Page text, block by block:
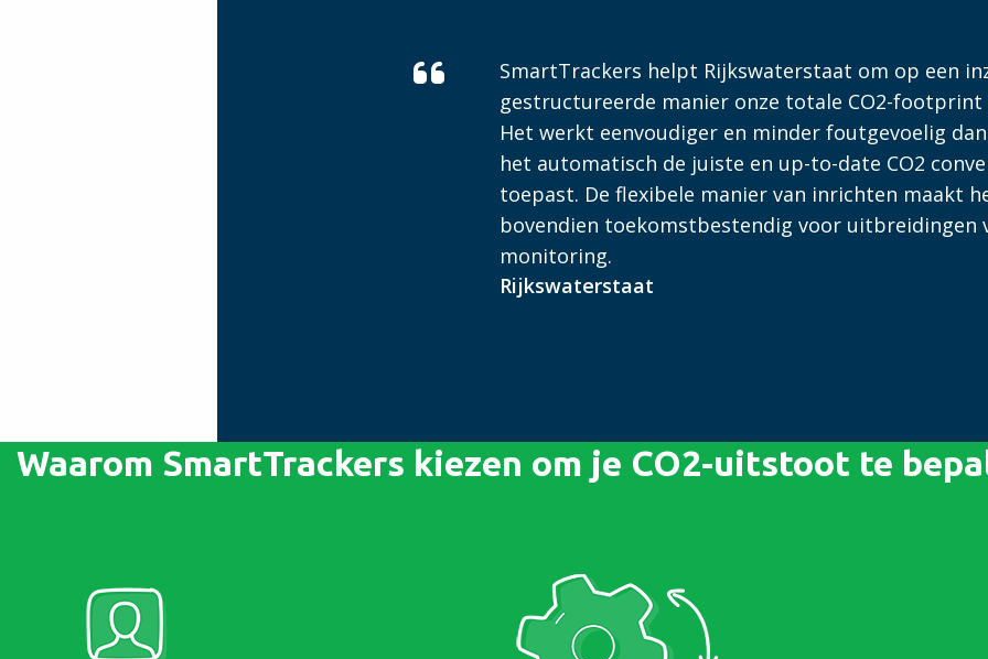
SmartTrackers helpt Rijkswaterstaat om op een
gestructureerde manier onze totale CO2-footprint
Het werkt eenvoudiger en minder foutgevoelig
het automatisch de juiste en up-to-date CO2
toepast. De flexibele manier van inrichten maakt
bovendien toekomstbestendig voor uitbreidingen
monitoring.
Rijkswaterstaat
Waarom SmartTrackers kiezen om je CO2-uitstoot te